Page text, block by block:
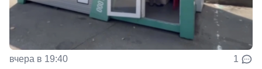
вчера в 19:40 1